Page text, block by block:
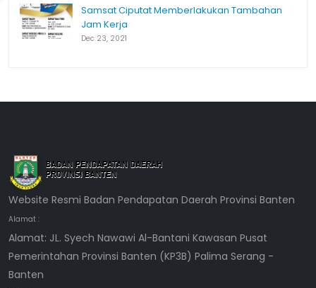
Samsat Ciputat Memberlakukan Tambahan
Jam Kerja
Dec 23, 2021
Website Resmi Badan Pendapatan Daerah Provinsi Banten
Alamat :
Alamat: JL. Syech Nawawi Al-Bantani Kawasan Pusat
Pemerintahan Provinsi Banten (KP3B) Palima Serang -
Banten